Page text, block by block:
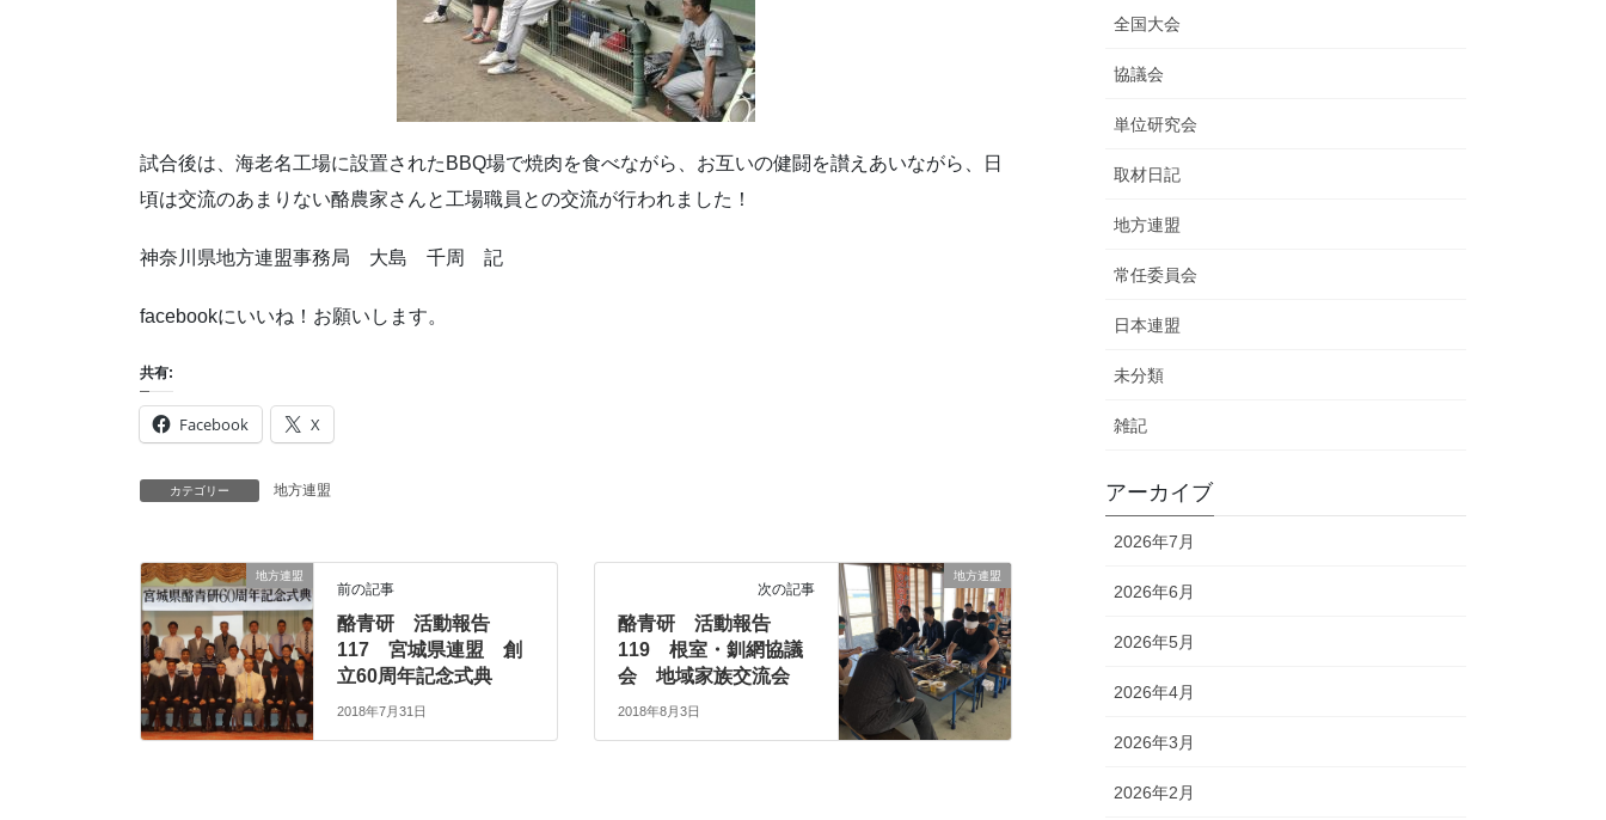
試合後は、海老名工場に設置されたBBQ場で焼肉を食べながら、お互いの健闘を讃えあいながら、日
頃は交流のあまりない酪農家さんと工場職員との交流が行われました！
神奈川県地方連盟事務局 大島 千周 記
facebookにいいね！お願いします。
共有:
Facebook X
カテゴリー 地方連盟
地方連盟
前の記事
酪青研 活動報告
117 宮城県連盟 創
立60周年記念式典
2018年7月31日
地方連盟
次の記事
酪青研 活動報告
119 根室・釧網協議
会 地域家族交流会
2018年8月3日
全国大会
協議会
単位研究会
取材日記
地方連盟
常任委員会
日本連盟
未分類
雑記
アーカイブ
2026年7月
2026年6月
2026年5月
2026年4月
2026年3月
2026年2月